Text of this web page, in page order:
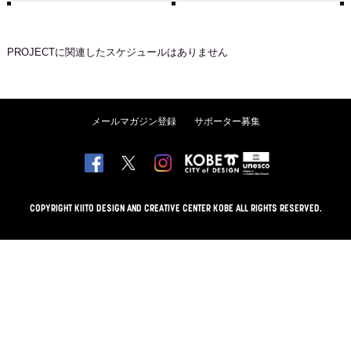
PROJECTに関連したスケジュールはありません
メールマガジン登録 サポーター募集
COPYRIGHT KIITO DESIGN AND CREATIVE CENTER KOBE ALL RIGHTS RESERVED.